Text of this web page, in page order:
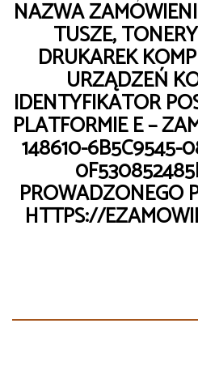
NAZWA
TUSZE,
DRUKAREK
URZĄDZEŃ
IDENTYFIKATOR
PLATFORMIE E –
148610-6B5C9545-
PROWADZONEGO
HTTPS://